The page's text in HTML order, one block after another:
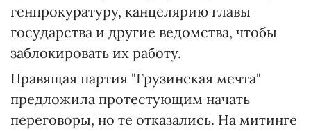
генпрокуратуру, канцелярию главы
государства и другие ведомства, чтобы
заблокировать их работу.
Правящая партия "Грузинская мечта"
предложила протестующим начать
переговоры, но те отказались. На митинге